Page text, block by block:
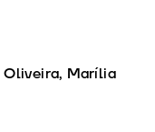
Oliveira, Marília